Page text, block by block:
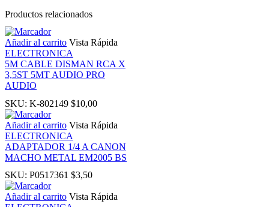
panel
panel
Panel
Productos relacionados
Añadir al carrito Vista Rápida
ELECTRONICA
5M CABLE DISMAN RCA X
3,5ST 5MT AUDIO PRO
AUDIO
SKU: K-802149 $10,00
Añadir al carrito Vista Rápida
ELECTRONICA
ADAPTADOR 1/4 A CANON
MACHO METAL EM2005 BS
SKU: P0517361 $3,50
Añadir al carrito Vista Rápida